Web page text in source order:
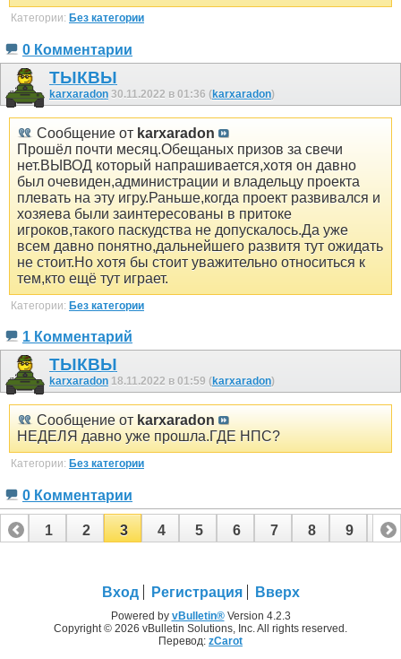
Категории: Без категории
0 Комментарии
ТЫКВЫ
karxaradon 30.11.2022 в 01:36 (karxaradon)
Сообщение от karxaradon
Прошёл почти месяц.Обещаных призов за свечи
нет.ВЫВОД который напрашивается,хотя он давно
был очевиден,администрации и владельцу проекта
плевать на эту игру.Раньше,когда проект развивался и
хозяева были заинтересованы в притоке
игроков,такого паскудства не допускалось.Да уже
всем давно понятно,дальнейшего развитя тут ожидать
не стоит.Но хотя бы стоит уважительно относиться к
тем,кто ещё тут играет.
Категории: Без категории
1 Комментарий
ТЫКВЫ
karxaradon 18.11.2022 в 01:59 (karxaradon)
Сообщение от karxaradon
НЕДЕЛЯ давно уже прошла.ГДЕ НПС?
Категории: Без категории
0 Комментарии
1 2 3 4 5 6 7 8 9 10
Вход
Регистрация Вверх
Powered by vBulletin®Version 4.2.3
Copyright © 2026 vBulletin Solutions, Inc. All rights reserved.
Перевод: zCarot